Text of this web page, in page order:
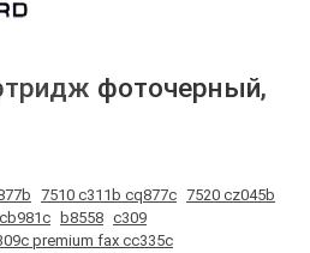
фоточерный,
7510 c311b cq877c 7520 cz045b
b8558 c309
premium fax cc335c